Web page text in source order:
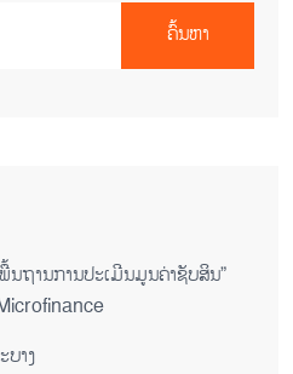
ຄົ້ນຫາ
ນຖານການປະເມີນມູນຄ່າຊັບສິນ”
າງ